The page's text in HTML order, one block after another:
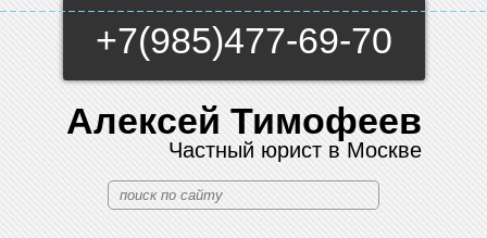
+7(985)477-69-70
Алексей Тимофеев
Частный юрист в Москве